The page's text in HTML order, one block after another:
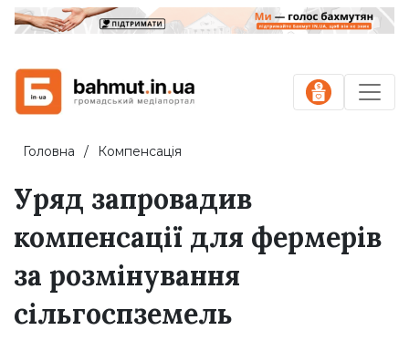
Головна Компенсація
Уряд запровадив
компенсації для фермерів
за розмінування
сільгоспземель